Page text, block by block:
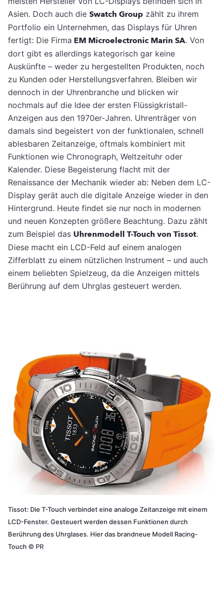
Asien. Doch auch die Swatch Group zählt zu ihrem
Portfolio ein Unternehmen, das Displays für Uhren
fertigt: Die Firma EM Microelectronic Marin SA. Von
dort gibt es allerdings kategorisch gar keine
Auskünfte – weder zu hergestellten Produkten, noch
zu Kunden oder Herstellungsverfahren. Bleiben wir
dennoch in der Uhrenbranche und blicken wir
nochmals auf die Idee der ersten Flüssigkristall-
Anzeigen aus den 1970er-Jahren. Uhrenträger von
damals sind begeistert von der funktionalen, schnell
ablesbaren Zeitanzeige, oftmals kombiniert mit
Funktionen wie Chronograph, Weltzeituhr oder
Kalender. Diese Begeisterung flacht mit der
Renaissance der Mechanik wieder ab: Neben dem LC-
Display gerät auch die digitale Anzeige wieder in den
Hintergrund. Heute findet sie nur noch in modernen
und neuen Konzepten größere Beachtung. Dazu zählt
zum Beispiel das Uhrenmodell T-Touch von Tissot.
Diese macht ein LCD-Feld auf einem analogen
Zifferblatt zu einem nützlichen Instrument – und auch
einem beliebten Spielzeug, da die Anzeigen mittels
Berührung auf dem Uhrglas gesteuert werden.
Tissot: Die T-Touch verbindet eine analoge Zeitanzeige mit einem
LCD-Fenster. Gesteuert werden dessen Funktionen durch
Berührung des Uhrglases. Hier das brandneue Modell Racing-
Touch © PR